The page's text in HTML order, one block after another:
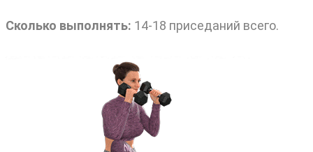
Сколько выполнять: 14-18 приседаний всего.